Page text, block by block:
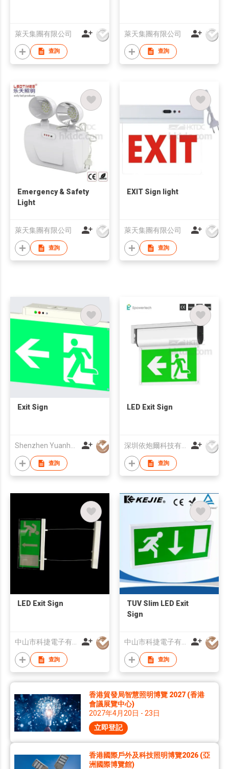
萊天集團有限公司
查詢
萊天集團有限公司
查詢
Emergency & Safety
Light
萊天集團有限公司
查詢
EXIT Sign light
萊天集團有限公司
查詢
Exit Sign
查詢
LED Exit Sign
查詢
LED Exit Sign
中山市科捷電子有限公司
查詢
TUV Slim LED Exit
Sign
中山市科捷電子有限公司
查詢
香港貿發局智慧照明博覽 2027 (香港
會議展覽中心)
2027年4月20日 - 23日
立即登記
香港國際戶外及科技照明博覽2026 (亞
洲國際博覽館)